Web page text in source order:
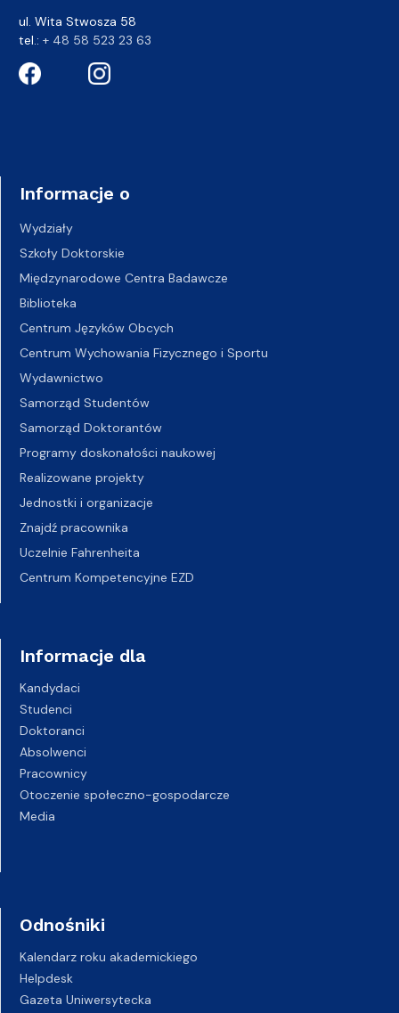
ul. Wita Stwosza 58
tel.: + 48 58 523 23 63
Informacje o
Wydziały
Szkoły Doktorskie
Międzynarodowe Centra Badawcze
Biblioteka
Centrum Języków Obcych
Centrum Wychowania Fizycznego i Sportu
Wydawnictwo
Samorząd Studentów
Samorząd Doktorantów
Programy doskonałości naukowej
Realizowane projekty
Jednostki i organizacje
Znajdź pracownika
Uczelnie Fahrenheita
Centrum Kompetencyjne EZD
Informacje dla
Kandydaci
Studenci
Doktoranci
Absolwenci
Pracownicy
Otoczenie społeczno-gospodarcze
Media
Odnośniki
Kalendarz roku akademickiego
Helpdesk
Gazeta Uniwersytecka